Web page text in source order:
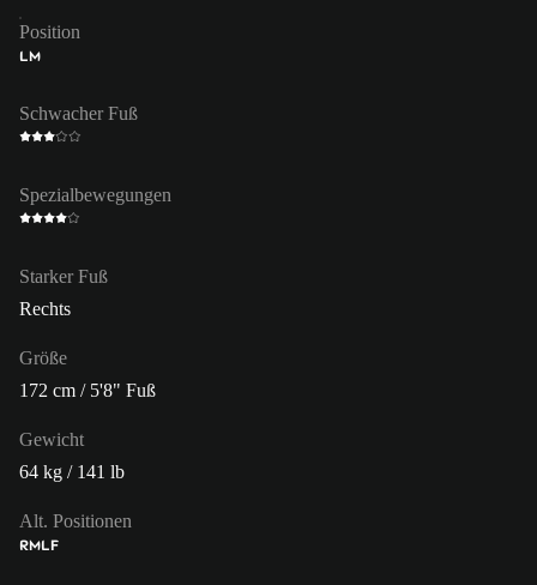
Position
LM
Schwacher Fuß
Spezialbewegungen
Starker Fuß
Rechts
Größe
172 cm / 5'8" Fuß
Gewicht
64 kg / 141 lb
Alt. Positionen
RMLF